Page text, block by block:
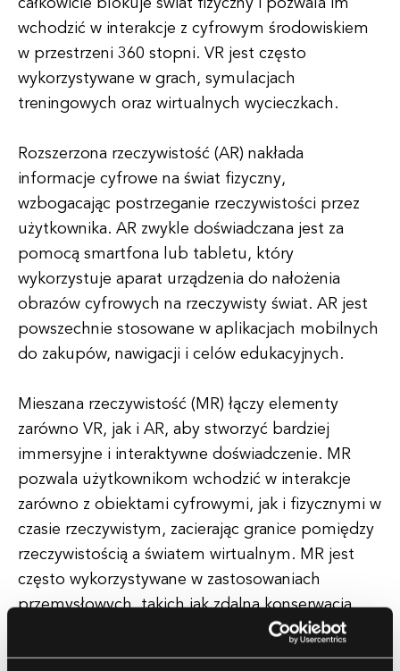
całkowicie blokuje świat fizyczny i pozwala im
wchodzić w interakcje z cyfrowym środowiskiem
w przestrzeni 360 stopni. VR jest często
wykorzystywane w grach, symulacjach
treningowych oraz wirtualnych wycieczkach.
Rozszerzona rzeczywistość (AR) nakłada
informacje cyfrowe na świat fizyczny,
wzbogacając postrzeganie rzeczywistości przez
użytkownika. AR zwykle doświadczana jest za
pomocą smartfona lub tabletu, który
wykorzystuje aparat urządzenia do nałożenia
obrazów cyfrowych na rzeczywisty świat. AR jest
powszechnie stosowane w aplikacjach mobilnych
do zakupów, nawigacji i celów edukacyjnych.
Mieszana rzeczywistość (MR) łączy elementy
zarówno VR, jak i AR, aby stworzyć bardziej
immersyjne i interaktywne doświadczenie. MR
pozwala użytkownikom wchodzić w interakcje
zarówno z obiektami cyfrowymi, jak i fizycznymi w
czasie rzeczywistym, zacierając granice pomiędzy
rzeczywistością a światem wirtualnym. MR jest
często wykorzystywane w zastosowaniach
przemysłowych, takich jak zdalna konserwacja